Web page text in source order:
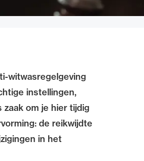
witwasregelgeving
instellingen,
om je hier tijdig
de reikwijdte
in het